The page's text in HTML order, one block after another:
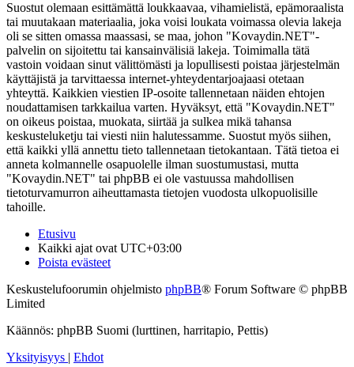
Suostut olemaan esittämättä loukkaavaa, vihamielistä, epämoraalista
tai muutakaan materiaalia, joka voisi loukata voimassa olevia lakeja
oli se sitten omassa maassasi, se maa, johon "Kovaydin.NET"-
palvelin on sijoitettu tai kansainvälisiä lakeja. Toimimalla tätä
vastoin voidaan sinut välittömästi ja lopullisesti poistaa järjestelmän
käyttäjistä ja tarvittaessa internet-yhteydentarjoajaasi otetaan
yhteyttä. Kaikkien viestien IP-osoite tallennetaan näiden ehtojen
noudattamisen tarkkailua varten. Hyväksyt, että "Kovaydin.NET"
on oikeus poistaa, muokata, siirtää ja sulkea mikä tahansa
keskusteluketju tai viesti niin halutessamme. Suostut myös siihen,
että kaikki yllä annettu tieto tallennetaan tietokantaan. Tätä tietoa ei
anneta kolmannelle osapuolelle ilman suostumustasi, mutta
"Kovaydin.NET" tai phpBB ei ole vastuussa mahdollisen
tietoturvamurron aiheuttamasta tietojen vuodosta ulkopuolisille
tahoille.
Etusivu
Kaikki ajat ovat UTC+03:00
Poista evästeet
Keskustelufoorumin ohjelmisto phpBB® Forum Software © phpBB
Limited
Käännös: phpBB Suomi (lurttinen, harritapio, Pettis)
Yksityisyys | Ehdot